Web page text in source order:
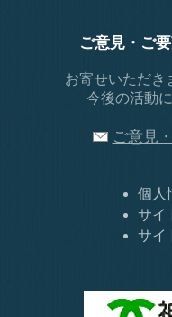
ご意見・ご
お寄せいただき
今後の活動
ご意見
個人
サイ
サイ